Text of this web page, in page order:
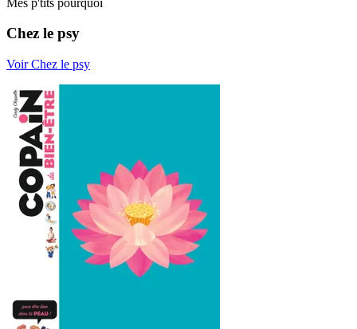
Chez le psy
Voir Chez le psy